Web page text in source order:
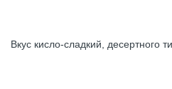
Вкус кисло-сладкий, десертного